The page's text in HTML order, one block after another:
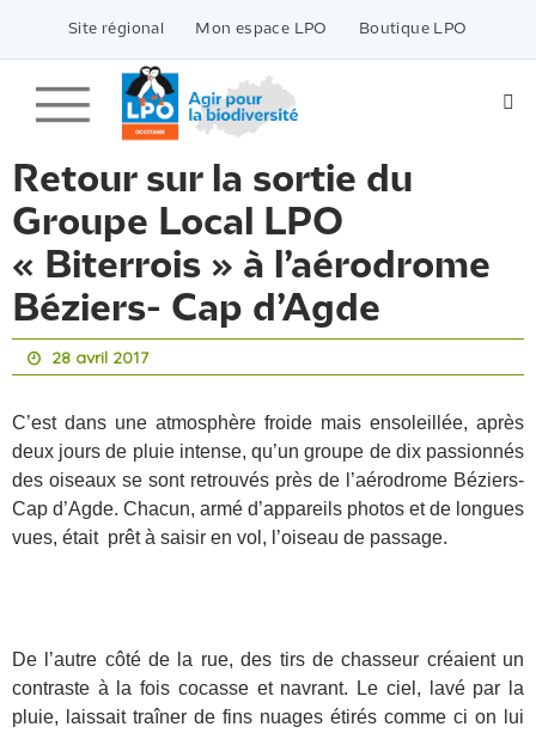
contenu
Site régional Mon espace LPO Boutique LPO
Retour sur la sortie du
Groupe Local LPO
« Biterrois » à l’aérodrome
Béziers- Cap d’Agde
28 avril 2017
C’est dans une atmosphère froide mais ensoleillée, après
deux jours de pluie intense, qu’un groupe de dix passionnés
des oiseaux se sont retrouvés près de l’aérodrome Béziers-
Cap d’Agde. Chacun, armé d’appareils photos et de longues
vues, était prêt à saisir en vol, l’oiseau de passage.
De l’autre côté de la rue, des tirs de chasseur créaient un
contraste à la fois cocasse et navrant. Le ciel, lavé par la
pluie, laissait traîner de fins nuages étirés comme ci on lui